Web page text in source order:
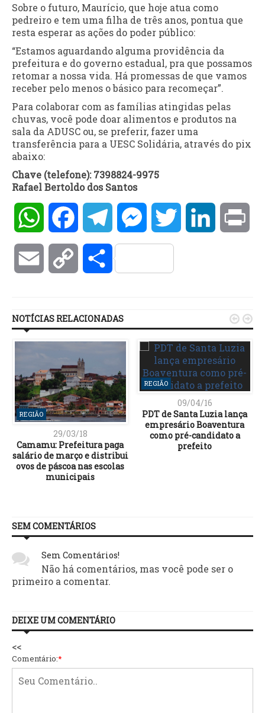
Sobre o futuro, Maurício, que hoje atua como
pedreiro e tem uma filha de três anos, pontua que
resta esperar as ações do poder público:
“Estamos aguardando alguma providência da
prefeitura e do governo estadual, pra que possamos
retomar a nossa vida. Há promessas de que vamos
receber pelo menos o básico para recomeçar”.
Para colaborar com as famílias atingidas pelas
chuvas, você pode doar alimentos e produtos na
sala da ADUSC ou, se preferir, fazer uma
transferência para a UESC Solidária, através do pix
abaixo:
Chave (telefone): 7398824-9975
Rafael Bertoldo dos Santos
WhatsAppFacebookTelegramMessengerTwitter LinkedIn
Email Copy Compartilhar
NOTÍCIAS RELACIONADAS
REGIÃO
29/03/18
Camamu: Prefeitura paga
salário de março e distribui
ovos de páscoa nas escolas
municipais
REGIÃO
09/04/16
PDT de Santa Luzia lança
empresário Boaventura
como pré-candidato a
prefeito
 
SEM COMENTÁRIOS
Sem Comentários!
Não há comentários, mas você pode ser o
primeiro a comentar.
DEIXE UM COMENTÁRIO
<<
Comentário:*